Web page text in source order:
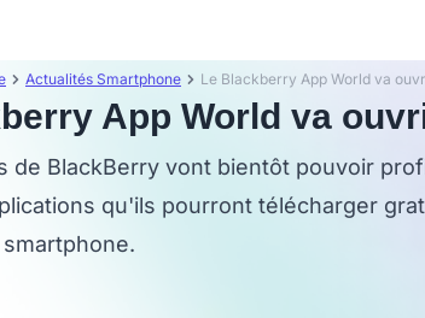
Actualités Smartphone Le Blackberry App World va
App World va
de BlackBerry vont bientôt pouvoir
qu'ils pourront télécharger